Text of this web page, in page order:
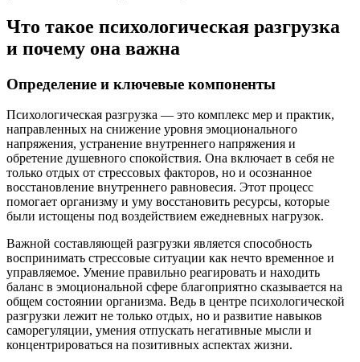
Что такое психологическая разгрузка
и почему она важна
Определение и ключевые компоненты
Психологическая разгрузка — это комплекс мер и практик,
направленных на снижение уровня эмоционального
напряжения, устранение внутреннего напряжения и
обретение душевного спокойствия. Она включает в себя не
только отдых от стрессовых факторов, но и осознанное
восстановление внутреннего равновесия. Этот процесс
помогает организму и уму восстановить ресурсы, которые
были истощены под воздействием ежедневных нагрузок.
Важной составляющей разгрузки является способность
воспринимать стрессовые ситуации как нечто временное и
управляемое. Умение правильно реагировать и находить
баланс в эмоциональной сфере благоприятно сказывается на
общем состоянии организма. Ведь в центре психологической
разгрузки лежит не только отдых, но и развитие навыков
саморегуляции, умения отпускать негативные мысли и
концентрироваться на позитивных аспектах жизни.